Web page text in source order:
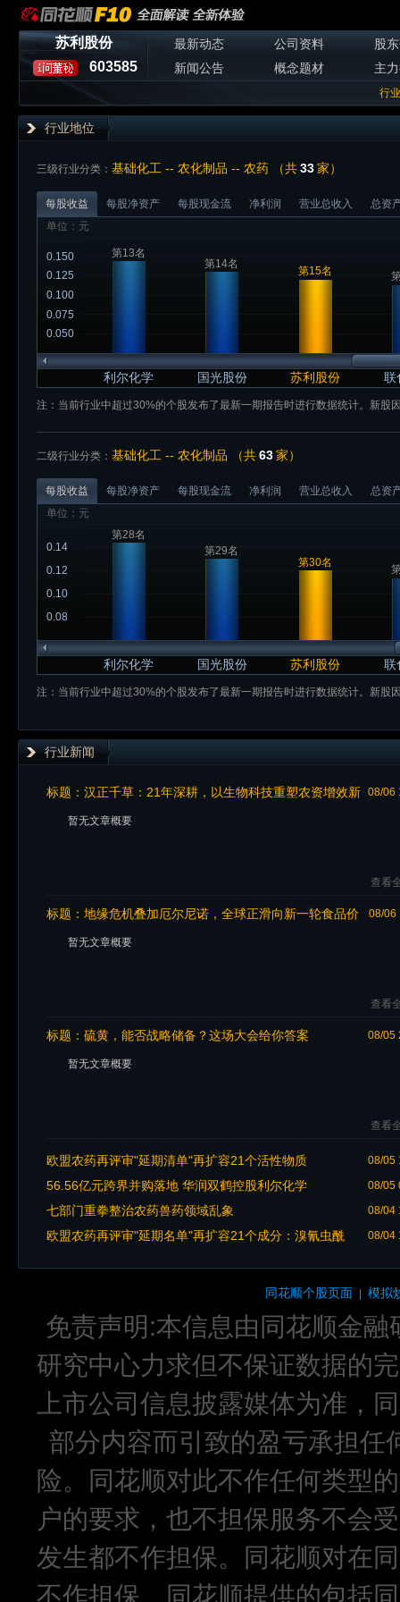
苏利股份
603585
最新动态 公司资料
股
新闻公告
概念题材 主
行
行业地位
三级行业分类： 基础化工 -- 农化制品 -- 农药 （共33家）
每股收益 每股净资产 每股现金流 净利润 营业总收入
总资
单位：元
利尔化学 国光股份 苏利股份 联
0.050
0.075
0.100
0.125
0.150
第13名
第14名
第15名
注：当前行业中超过30%的个股发布了最新一期报告时进行数据统计。新股
二级行业分类： 基础化工 -- 农化制品 （共63家）
每股收益 每股净资产 每股现金流 净利润 营业总收入
总资
单位：元
利尔化学 国光股份 苏利股份 联
0.08
0.10
0.12
0.14
第28名
第29名
第30名
注：当前行业中超过30%的个股发布了最新一期报告时进行数据统计。新股
行业新闻
08/06
标题： 汉正千草：21年深耕，以生物科技重塑农资增效新
暂无文章概要
查看
08/06
标题： 地缘危机叠加厄尔尼诺，全球正滑向新一轮食品价
暂无文章概要
查看
08/05
标题： 硫黄，能否战略储备？这场大会给你答案
暂无文章概要
查看
08/05
欧盟农药再评审"延期清单"再扩容21个活性物质
08/05
56.56亿元跨界并购落地 华润双鹤控股利尔化学
08/04
七部门重拳整治农药兽药领域乱象
08/04
欧盟农药再评审"延期名单"再扩容21个成分：溴氰虫酰
同花顺个股页面 | 模拟
免责声明:本信息由同花顺金
研究中心力求但不保证数据的
上市公司信息披露媒体为准，
部分内容而引致的盈亏承担任
险。同花顺对此不作任何类型
户的要求，也不担保服务不会
发生都不作担保。同花顺对在
不作担保。同花顺提供的包括